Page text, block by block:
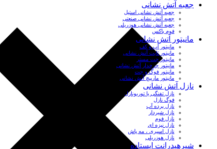
جعبه آتش نشانی
جعبه آتش نشانی استیل
جعبه آتش نشانی صنعتی
جعبه آتش نشانی هوزریلی
فوم باکس
مانیتور آتش نشانی
مانیتور آب و کف
مانیتور ثابت آتش نشانی
مانیتور جت مستر
مانیتور چرخدار آتش نشانی
مانیتور فوگ و جت
مانیتور مارپیچ آتش نشانی
نازل آتش نشانی
نازل تفنگی یا توربونازل
فوگ نازل
نازل پرده آب
نازل شیردار
نازل فوم
نازل نیزه ای
نازل اسپری ، مه پاش
نازل هوزریلی
شیرهیدرانت ایستاده